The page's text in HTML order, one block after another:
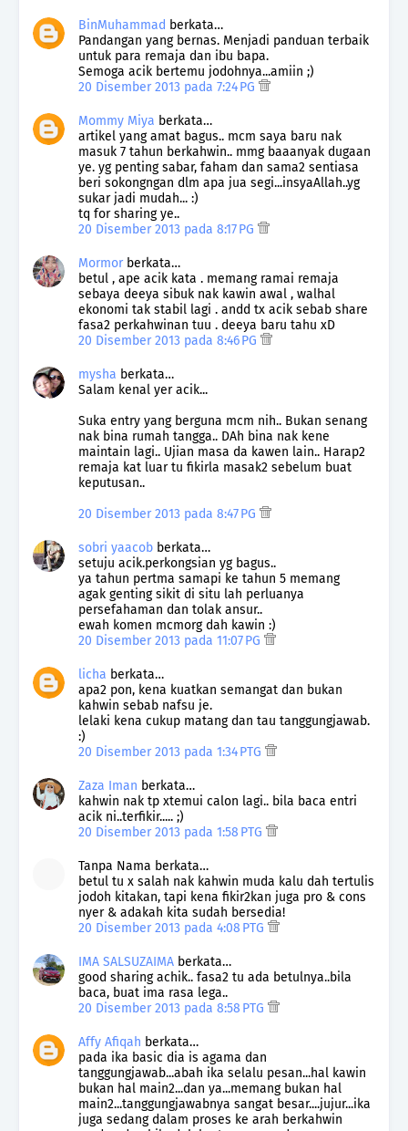
BinMuhammad berkata…
Pandangan yang bernas. Menjadi panduan terbaik
untuk para remaja dan ibu bapa.
Semoga acik bertemu jodohnya...amiin ;)
20 Disember 2013 pada 7:24 PG
Mommy Miya berkata…
artikel yang amat bagus.. mcm saya baru nak
masuk 7 tahun berkahwin.. mmg baaanyak dugaan
ye. yg penting sabar, faham dan sama2 sentiasa
beri sokongngan dlm apa jua segi...insyaAllah..yg
sukar jadi mudah... :)
tq for sharing ye..
20 Disember 2013 pada 8:17 PG
Mormorberkata…
betul , ape acik kata . memang ramai remaja
sebaya deeya sibuk nak kawin awal , walhal
ekonomi tak stabil lagi . andd tx acik sebab share
fasa2 perkahwinan tuu . deeya baru tahu xD
20 Disember 2013 pada 8:46 PG
mysha berkata…
Salam kenal yer acik...
Suka entry yang berguna mcm nih.. Bukan senang
nak bina rumah tangga.. DAh bina nak kene
maintain lagi.. Ujian masa da kawen lain.. Harap2
remaja kat luar tu fikirla masak2 sebelum buat
keputusan..
20 Disember 2013 pada 8:47 PG
sobri yaacob berkata…
setuju acik.perkongsian yg bagus..
ya tahun pertma samapi ke tahun 5 memang
agak genting sikit di situ lah perluanya
persefahaman dan tolak ansur..
ewah komen mcmorg dah kawin :)
20 Disember 2013 pada 11:07 PG
licha berkata…
apa2 pon, kena kuatkan semangat dan bukan
kahwin sebab nafsu je.
lelaki kena cukup matang dan tau tanggungjawab.
:)
20 Disember 2013 pada 1:34 PTG
Zaza Iman berkata…
kahwin nak tp xtemui calon lagi.. bila baca entri
acik ni..terfikir..... ;)
20 Disember 2013 pada 1:58 PTG
Tanpa Nama berkata…
betul tu x salah nak kahwin muda kalu dah tertulis
jodoh kitakan, tapi kena fikir2kan juga pro & cons
nyer & adakah kita sudah bersedia!
20 Disember 2013 pada 4:08 PTG
IMA SALSUZAIMA berkata…
good sharing achik.. fasa2 tu ada betulnya..bila
baca, buat ima rasa lega..
20 Disember 2013 pada 8:58 PTG
Affy Afiqah berkata…
pada ika basic dia is agama dan
tanggungjawab...abah ika selalu pesan...hal kawin
bukan hal main2...dan ya...memang bukan hal
main2...tanggungjawabnya sangat besar....jujur...ika
juga sedang dalam proses ke arah berkahwin